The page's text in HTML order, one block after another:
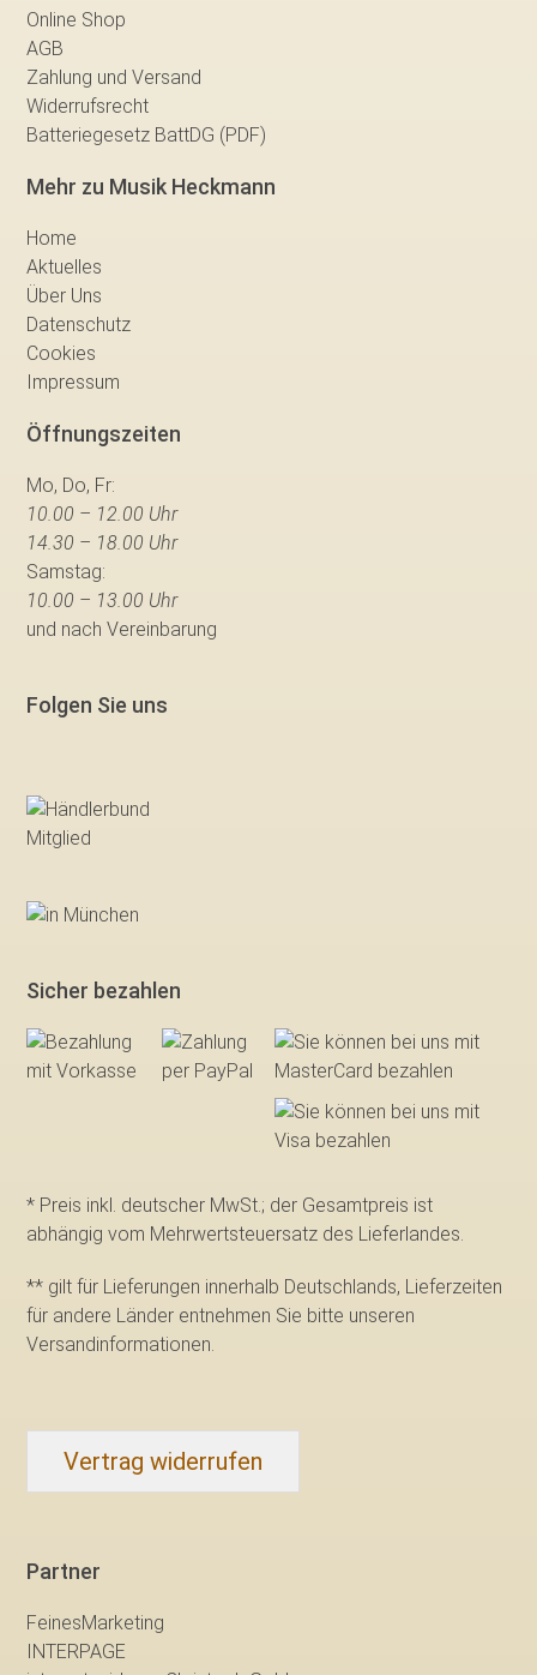
Online Shop
AGB
Zahlung und Versand
Widerrufsrecht
Batteriegesetz BattDG (PDF)
Mehr zu Musik Heckmann
Home
Aktuelles
Über Uns
Datenschutz
Cookies
Impressum
Öffnungszeiten
Mo, Do, Fr:
10.00 – 12.00 Uhr
14.30 – 18.00 Uhr
Samstag:
10.00 – 13.00 Uhr
und nach Vereinbarung
Folgen Sie uns
Sicher bezahlen
* Preis inkl. deutscher MwSt.; der Gesamtpreis ist
abhängig vom Mehrwertsteuersatz des Lieferlandes.
** gilt für Lieferungen innerhalb Deutschlands, Lieferzeiten
für andere Länder entnehmen Sie bitte unseren
Versandinformationen
Vertrag widerrufen
Partner
FeinesMarketing
INTERPAGE